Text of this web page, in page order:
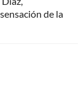
de la